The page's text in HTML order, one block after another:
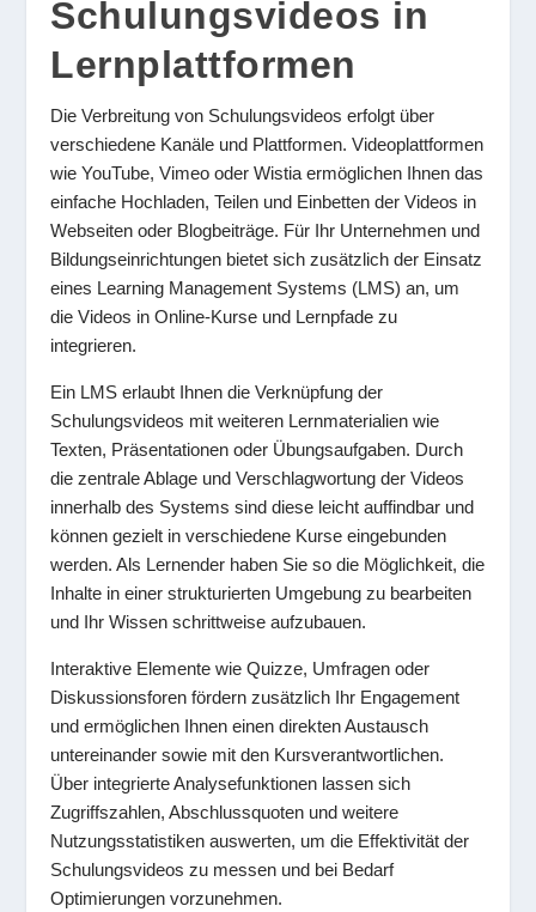
Schulungsvideos in
Lernplattformen
Die Verbreitung von Schulungsvideos erfolgt über
verschiedene Kanäle und Plattformen. Videoplattformen
wie YouTube, Vimeo oder Wistia ermöglichen Ihnen das
einfache Hochladen, Teilen und Einbetten der Videos in
Webseiten oder Blogbeiträge. Für Ihr Unternehmen und
Bildungseinrichtungen bietet sich zusätzlich der Einsatz
eines Learning Management Systems (LMS) an, um
die Videos in Online-Kurse und Lernpfade zu
integrieren.
Ein LMS erlaubt Ihnen die Verknüpfung der
Schulungsvideos mit weiteren Lernmaterialien wie
Texten, Präsentationen oder Übungsaufgaben. Durch
die zentrale Ablage und Verschlagwortung der Videos
innerhalb des Systems sind diese leicht auffindbar und
können gezielt in verschiedene Kurse eingebunden
werden. Als Lernender haben Sie so die Möglichkeit, die
Inhalte in einer strukturierten Umgebung zu bearbeiten
und Ihr Wissen schrittweise aufzubauen.
Interaktive Elemente wie Quizze, Umfragen oder
Diskussionsforen fördern zusätzlich Ihr Engagement
und ermöglichen Ihnen einen direkten Austausch
untereinander sowie mit den Kursverantwortlichen.
Über integrierte Analysefunktionen lassen sich
Zugriffszahlen, Abschlussquoten und weitere
Nutzungsstatistiken auswerten, um die Effektivität der
Schulungsvideos zu messen und bei Bedarf
Optimierungen vorzunehmen.